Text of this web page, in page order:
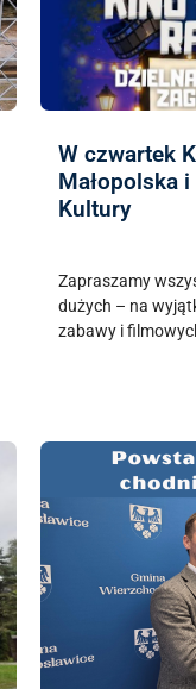
W czwartek
Małopolska
Kultury
Zapraszamy
dużych – na
zabawy i